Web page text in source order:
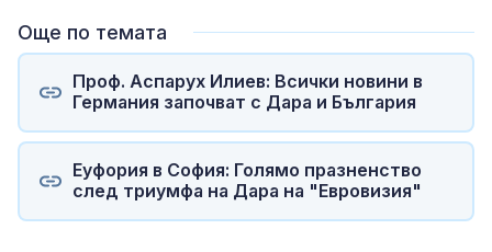
Още по темата
Проф. Аспарух Илиев: Всички новини в
Германия започват с Дара и България
Еуфория в София: Голямо празненство
след триумфа на Дара на "Евровизия"